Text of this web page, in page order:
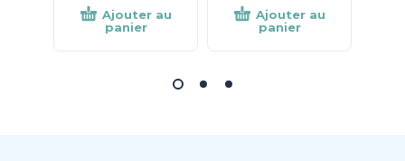
Ajouter au
panier
Ajouter au
panier